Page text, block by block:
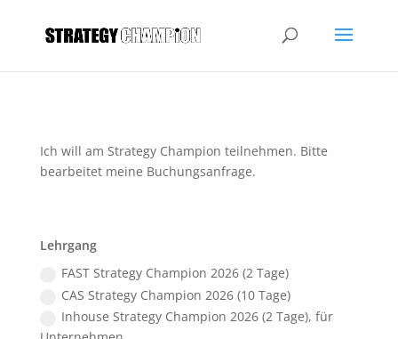
Ich will am Strategy Champion teilnehmen. Bitte
bearbeitet meine Buchungsanfrage.
Lehrgang
FAST Strategy Champion 2026 (2 Tage)
CAS Strategy Champion 2026 (10 Tage)
Inhouse Strategy Champion 2026 (2 Tage), für